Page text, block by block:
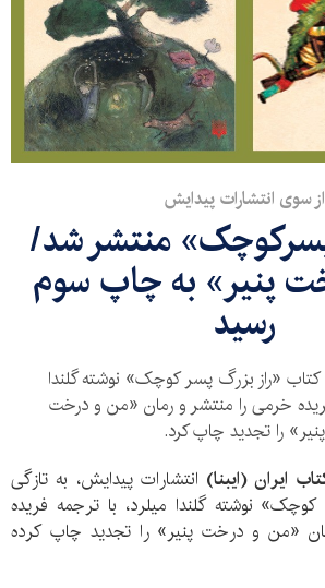
از سوی انتشارات پیدایش
منتشر شد/
پنیر» به چاپ سوم
رسید
کتاب «راز بزرگ پسر کوچک» نوشته گلندا
خرمی را منتشر و رمان «من و درخت
پنیر» را تجدید چاپ کرد.
ایران (ایبنا) انتشارات پیدایش، به تازگی
نوشته گلندا میلرد، با ترجمه فریده
«من و درخت پنیر» را تجدید چاپ کرده